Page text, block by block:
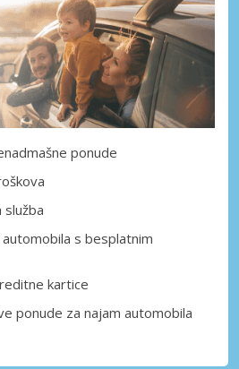
ponude
služba
s besplatnim
kartice
ponude za najam automobila